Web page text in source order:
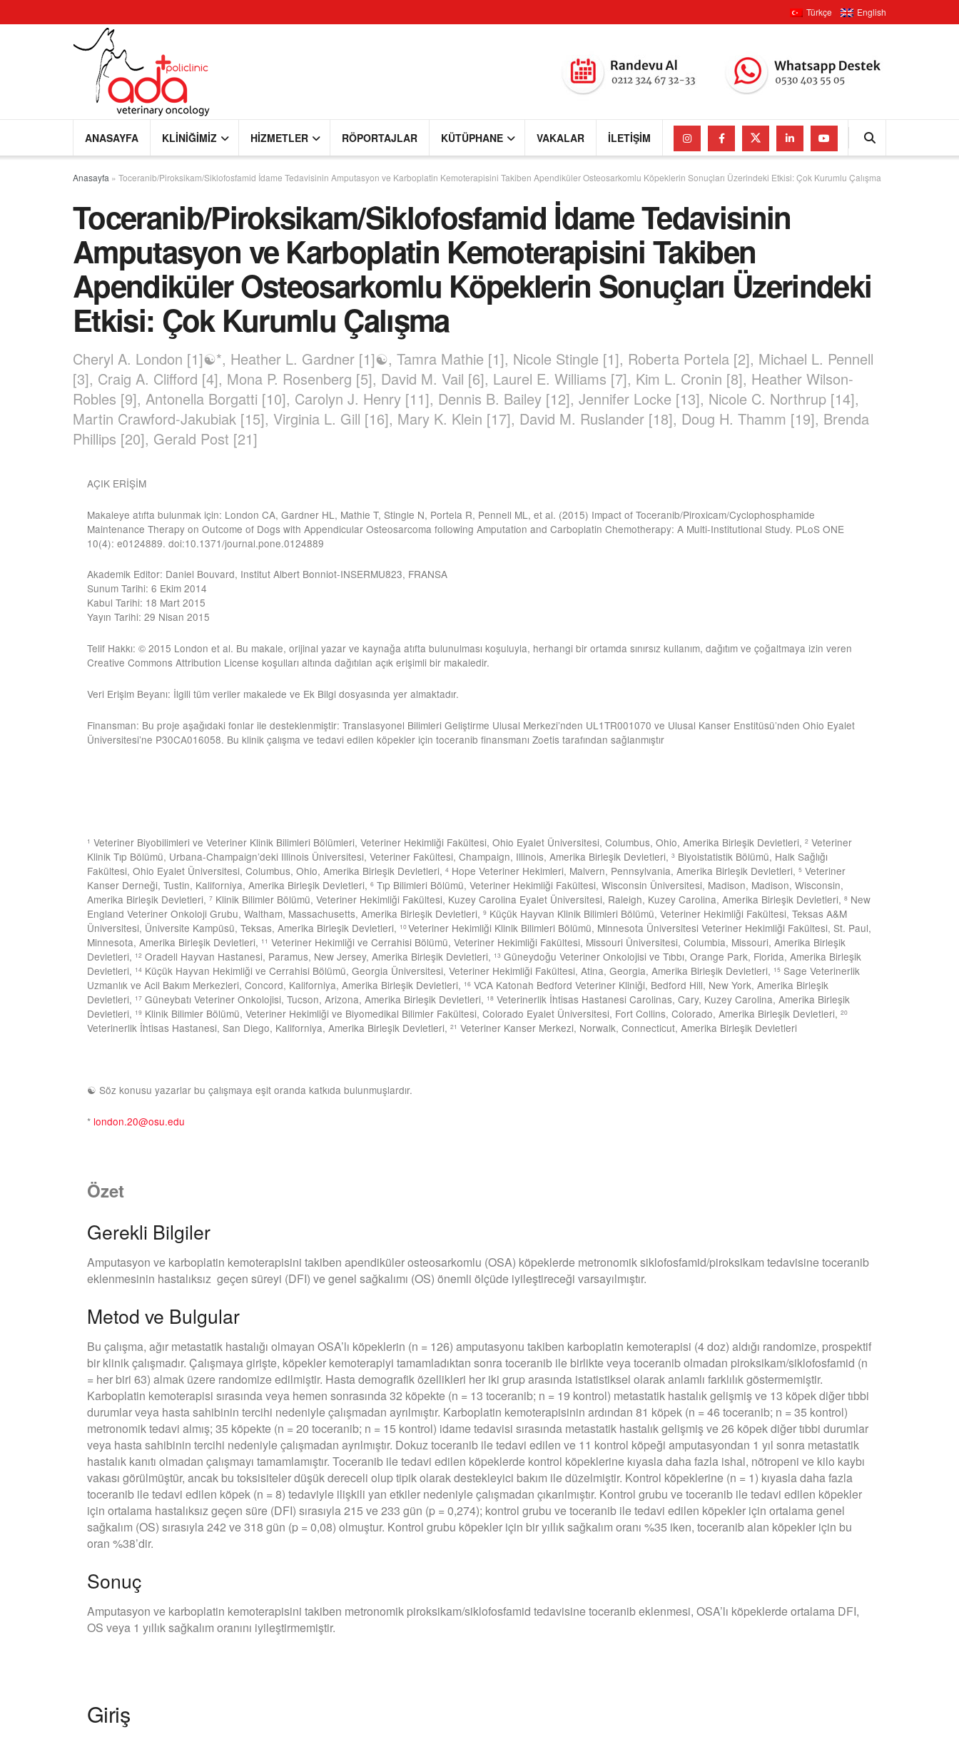
Türkçe English
ANASAYFA KLINIĞIMIZ HIZMETLER RÖPORTAJLAR KÜTÜPHANE VAKALAR İLETIŞIM
Anasayfa » Toceranib/Piroksikam/Siklofosfamid İdame Tedavisinin Amputasyon ve Karboplatin Kemoterapisini Takiben Apendiküler Osteosarkomlu Köpeklerin Sonuçları Üzerindeki Etkisi: Çok Kurumlu Çalışma
Toceranib/Piroksikam/Siklofosfamid İdame Tedavisinin
Amputasyon ve Karboplatin Kemoterapisini Takiben
Apendiküler Osteosarkomlu Köpeklerin Sonuçları Üzerindeki
Etkisi: Çok Kurumlu Çalışma
Cheryl A. London [1]☯*, Heather L. Gardner [1]☯, Tamra Mathie [1], Nicole Stingle [1], Roberta Portela [2], Michael L. Pennell
[3], Craig A. Clifford [4], Mona P. Rosenberg [5], David M. Vail [6], Laurel E. Williams [7], Kim L. Cronin [8], Heather Wilson-
Robles [9], Antonella Borgatti [10], Carolyn J. Henry [11], Dennis B. Bailey [12], Jennifer Locke [13], Nicole C. Northrup [14],
Martin Crawford-Jakubiak [15], Virginia L. Gill [16], Mary K. Klein [17], David M. Ruslander [18], Doug H. Thamm [19], Brenda
Phillips [20], Gerald Post [21]
AÇIK ERİŞİM
Makaleye atıfta bulunmak için: London CA, Gardner HL, Mathie T, Stingle N, Portela R, Pennell ML, et al. (2015) Impact of Toceranib/Piroxicam/Cyclophosphamide
Maintenance Therapy on Outcome of Dogs with Appendicular Osteosarcoma following Amputation and Carboplatin Chemotherapy: A Multi-Institutional Study. PLoS ONE
10(4): e0124889. doi:10.1371/journal.pone.0124889
Akademik Editor: Daniel Bouvard, Institut Albert Bonniot-INSERMU823, FRANSA
Sunum Tarihi: 6 Ekim 2014
Kabul Tarihi: 18 Mart 2015
Yayın Tarihi: 29 Nisan 2015
Telif Hakkı: © 2015 London et al. Bu makale, orijinal yazar ve kaynağa atıfta bulunulması koşuluyla, herhangi bir ortamda sınırsız kullanım, dağıtım ve çoğaltmaya izin veren
Creative Commons Attribution License koşulları altında dağıtılan açık erişimli bir makaledir.
Veri Erişim Beyanı: İlgili tüm veriler makalede ve Ek Bilgi dosyasında yer almaktadır.
Finansman: Bu proje aşağıdaki fonlar ile desteklenmiştir: Translasyonel Bilimleri Geliştirme Ulusal Merkezi’nden UL1TR001070 ve Ulusal Kanser Enstitüsü’nden Ohio Eyalet
Üniversitesi’ne P30CA016058. Bu klinik çalışma ve tedavi edilen köpekler için toceranib finansmanı Zoetis tarafından sağlanmıştır
1 Veteriner Biyobilimleri ve Veteriner Klinik Bilimleri Bölümleri, Veteriner Hekimliği Fakültesi, Ohio Eyalet Üniversitesi, Columbus, Ohio, Amerika Birleşik Devletleri, 2 Veteriner
Klinik Tıp Bölümü, Urbana-Champaign’deki Illinois Üniversitesi, Veteriner Fakültesi, Champaign, Illinois, Amerika Birleşik Devletleri, 3 Biyoistatistik Bölümü, Halk Sağlığı
Fakültesi, Ohio Eyalet Üniversitesi, Columbus, Ohio, Amerika Birleşik Devletleri, 4 Hope Veteriner Hekimleri, Malvern, Pennsylvania, Amerika Birleşik Devletleri, 5 Veteriner
Kanser Derneği, Tustin, Kaliforniya, Amerika Birleşik Devletleri, 6 Tıp Bilimleri Bölümü, Veteriner Hekimliği Fakültesi, Wisconsin Üniversitesi, Madison, Madison, Wisconsin,
Amerika Birleşik Devletleri, 7 Klinik Bilimler Bölümü, Veteriner Hekimliği Fakültesi, Kuzey Carolina Eyalet Üniversitesi, Raleigh, Kuzey Carolina, Amerika Birleşik Devletleri, 8 New
England Veteriner Onkoloji Grubu, Waltham, Massachusetts, Amerika Birleşik Devletleri, 9 Küçük Hayvan Klinik Bilimleri Bölümü, Veteriner Hekimliği Fakültesi, Teksas A&M
Üniversitesi, Üniversite Kampüsü, Teksas, Amerika Birleşik Devletleri, 10Veteriner Hekimliği Klinik Bilimleri Bölümü, Minnesota Üniversitesi Veteriner Hekimliği Fakültesi, St. Paul,
Minnesota, Amerika Birleşik Devletleri, 11 Veteriner Hekimliği ve Cerrahisi Bölümü, Veteriner Hekimliği Fakültesi, Missouri Üniversitesi, Columbia, Missouri, Amerika Birleşik
Devletleri, 12 Oradell Hayvan Hastanesi, Paramus, New Jersey, Amerika Birleşik Devletleri, 13 Güneydoğu Veteriner Onkolojisi ve Tıbbı, Orange Park, Florida, Amerika Birleşik
Devletleri, 14 Küçük Hayvan Hekimliği ve Cerrahisi Bölümü, Georgia Üniversitesi, Veteriner Hekimliği Fakültesi, Atina, Georgia, Amerika Birleşik Devletleri, 15 Sage Veterinerlik
Uzmanlık ve Acil Bakım Merkezleri, Concord, Kaliforniya, Amerika Birleşik Devletleri, 16 VCA Katonah Bedford Veteriner Kliniği, Bedford Hill, New York, Amerika Birleşik
Devletleri, 17 Güneybatı Veteriner Onkolojisi, Tucson, Arizona, Amerika Birleşik Devletleri, 18 Veterinerlik İhtisas Hastanesi Carolinas, Cary, Kuzey Carolina, Amerika Birleşik
Devletleri, 19 Klinik Bilimler Bölümü, Veteriner Hekimliği ve Biyomedikal Bilimler Fakültesi, Colorado Eyalet Üniversitesi, Fort Collins, Colorado, Amerika Birleşik Devletleri, 20
Veterinerlik İhtisas Hastanesi, San Diego, Kaliforniya, Amerika Birleşik Devletleri, 21 Veteriner Kanser Merkezi, Norwalk, Connecticut, Amerika Birleşik Devletleri
☯ Söz konusu yazarlar bu çalışmaya eşit oranda katkıda bulunmuşlardır.
* london.20@osu.edu
Özet
Gerekli Bilgiler
Amputasyon ve karboplatin kemoterapisini takiben apendiküler osteosarkomlu (OSA) köpeklerde metronomik siklofosfamid/piroksikam tedavisine toceranib
eklenmesinin hastalıksız geçen süreyi (DFI) ve genel sağkalımı (OS) önemli ölçüde iyileştireceği varsayılmıştır.
Metod ve Bulgular
Bu çalışma, ağır metastatik hastalığı olmayan OSA’lı köpeklerin (n = 126) amputasyonu takiben karboplatin kemoterapisi (4 doz) aldığı randomize, prospektif
bir klinik çalışmadır. Çalışmaya girişte, köpekler kemoterapiyi tamamladıktan sonra toceranib ile birlikte veya toceranib olmadan piroksikam/siklofosfamid (n
= her biri 63) almak üzere randomize edilmiştir. Hasta demografik özellikleri her iki grup arasında istatistiksel olarak anlamlı farklılık göstermemiştir.
Karboplatin kemoterapisi sırasında veya hemen sonrasında 32 köpekte (n = 13 toceranib; n = 19 kontrol) metastatik hastalık gelişmiş ve 13 köpek diğer tıbbi
durumlar veya hasta sahibinin tercihi nedeniyle çalışmadan ayrılmıştır. Karboplatin kemoterapisinin ardından 81 köpek (n = 46 toceranib; n = 35 kontrol)
metronomik tedavi almış; 35 köpekte (n = 20 toceranib; n = 15 kontrol) idame tedavisi sırasında metastatik hastalık gelişmiş ve 26 köpek diğer tıbbi durumlar
veya hasta sahibinin tercihi nedeniyle çalışmadan ayrılmıştır. Dokuz toceranib ile tedavi edilen ve 11 kontrol köpeği amputasyondan 1 yıl sonra metastatik
hastalık kanıtı olmadan çalışmayı tamamlamıştır. Toceranib ile tedavi edilen köpeklerde kontrol köpeklerine kıyasla daha fazla ishal, nötropeni ve kilo kaybı
vakası görülmüştür, ancak bu toksisiteler düşük dereceli olup tipik olarak destekleyici bakım ile düzelmiştir. Kontrol köpeklerine (n = 1) kıyasla daha fazla
toceranib ile tedavi edilen köpek (n = 8) tedaviyle ilişkili yan etkiler nedeniyle çalışmadan çıkarılmıştır. Kontrol grubu ve toceranib ile tedavi edilen köpekler
için ortalama hastalıksız geçen süre (DFI) sırasıyla 215 ve 233 gün (p = 0,274); kontrol grubu ve toceranib ile tedavi edilen köpekler için ortalama genel
sağkalım (OS) sırasıyla 242 ve 318 gün (p = 0,08) olmuştur. Kontrol grubu köpekler için bir yıllık sağkalım oranı %35 iken, toceranib alan köpekler için bu
oran %38’dir.
Sonuç
Amputasyon ve karboplatin kemoterapisini takiben metronomik piroksikam/siklofosfamid tedavisine toceranib eklenmesi, OSA’lı köpeklerde ortalama DFI,
OS veya 1 yıllık sağkalım oranını iyileştirmemiştir.
Giriş